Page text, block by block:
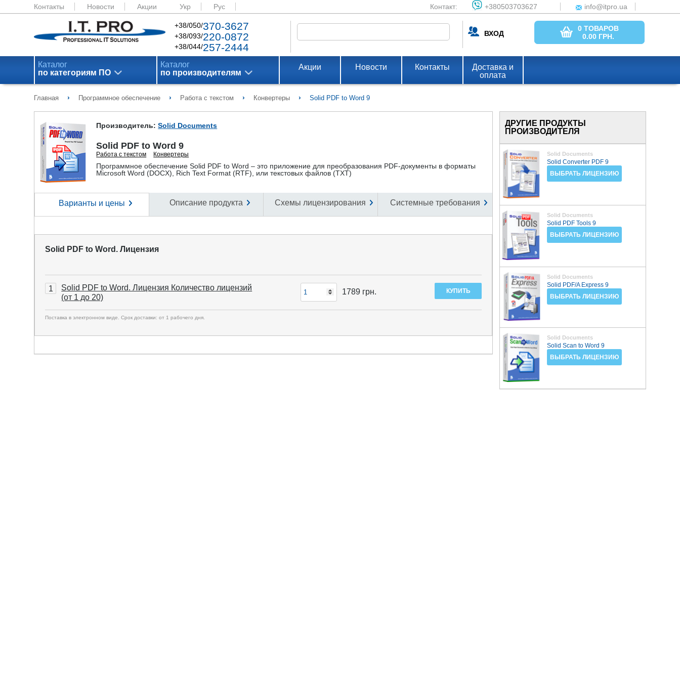
Контакты Новости Акции Укр Рус Контакт: +380503703627 info@itpro.ua
+38/050/370-3627
+38/093/220-0872
+38/044/257-2444
ВХОД
0 ТОВАРОВ
0.00 ГРН.
Каталог
по категориям ПО
Каталог
по производителям
Акции Новости Контакты
Доставка и
оплата
Главная › Программное обеспечение › Работа с текстом › Конвертеры › Solid PDF to Word 9
Производитель:Solid Documents
Solid PDF to Word 9
Работа с текстом Конвертеры
Программное обеспечение Solid PDF to Word – это приложение для преобразования PDF-документы в форматы
Microsoft Word (DOCX), Rich Text Format (RTF), или текстовых файлов (TXT)
Варианты и цены Описание продукта Схемы лицензирования Системные требования
Solid PDF to Word. Лицензия
1
Solid PDF to Word. Лицензия Количество лицензий
(от 1 до 20)
1789грн.
Поставка в электронном виде. Срок доставки: от 1 рабочего дня.
ДРУГИЕ ПРОДУКТЫ
ПРОИЗВОДИТЕЛЯ
Solid Documents
Solid Converter PDF 9
ВЫБРАТЬ ЛИЦЕНЗИЮ
Solid Documents
Solid PDF Tools 9
ВЫБРАТЬ ЛИЦЕНЗИЮ
Solid Documents
Solid PDF/A Express 9
ВЫБРАТЬ ЛИЦЕНЗИЮ
Solid Documents
Solid Scan to Word 9
ВЫБРАТЬ ЛИЦЕНЗИЮ